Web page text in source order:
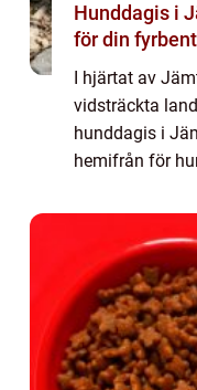
Hunddagis i
för din
I hjärtat av
vidsträckta
hunddagis i
hemifrån för
husdju...